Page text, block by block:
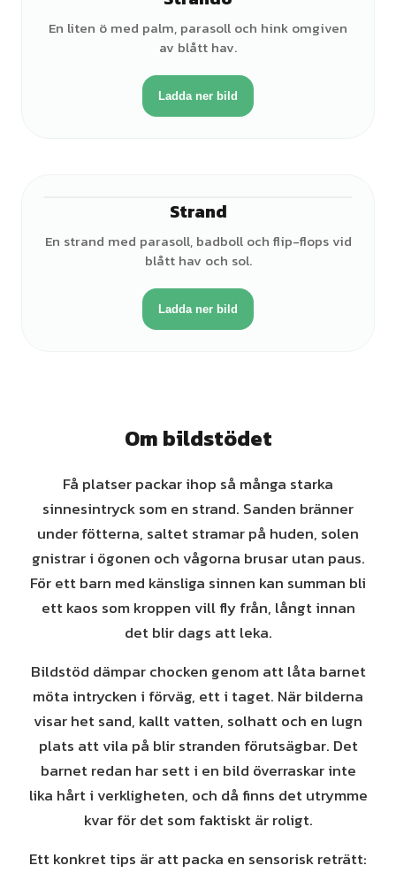
En liten ö med palm, parasoll och hink omgiven
av blått hav.
Ladda ner bild
Strand
En strand med parasoll, badboll och flip-flops vid
blått hav och sol.
Ladda ner bild
Om bildstödet
Få platser packar ihop så många starka
sinnesintryck som en strand. Sanden bränner
under fötterna, saltet stramar på huden, solen
gnistrar i ögonen och vågorna brusar utan paus.
För ett barn med känsliga sinnen kan summan bli
ett kaos som kroppen vill fly från, långt innan
det blir dags att leka.
Bildstöd dämpar chocken genom att låta barnet
möta intrycken i förväg, ett i taget. När bilderna
visar het sand, kallt vatten, solhatt och en lugn
plats att vila på blir stranden förutsägbar. Det
barnet redan har sett i en bild överraskar inte
lika hårt i verkligheten, och då finns det utrymme
kvar för det som faktiskt är roligt.
Ett konkret tips är att packa en sensorisk reträtt: